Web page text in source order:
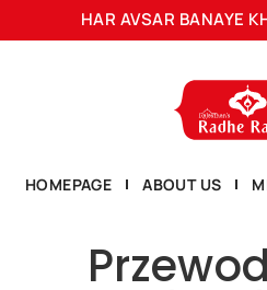
HAR AVSAR BANAYE
HOMEPAGE ABOUT US